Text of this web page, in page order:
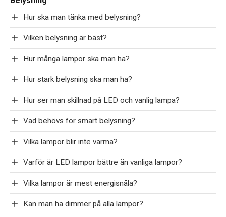
Hur ska man tänka med belysning?
Vilken belysning är bäst?
Hur många lampor ska man ha?
Hur stark belysning ska man ha?
Hur ser man skillnad på LED och vanlig lampa?
Vad behövs för smart belysning?
Vilka lampor blir inte varma?
Varför är LED lampor bättre än vanliga lampor?
Vilka lampor är mest energisnåla?
Kan man ha dimmer på alla lampor?